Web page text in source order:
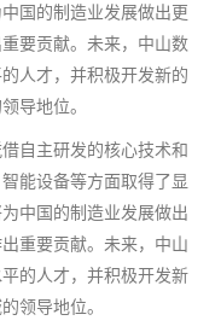
国的制造业发展做出更
要贡献。未来，中山数
人才，并积极开发新的
导地位。
自主研发的核心技术和
能设备等方面取得了显
中国的制造业发展做出
重要贡献。未来，中山
的人才，并积极开发新
领导地位。